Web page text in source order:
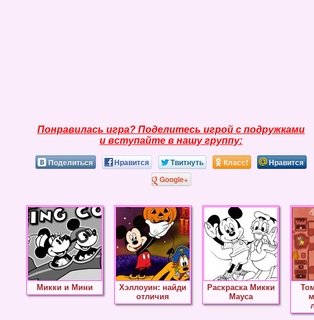
Понравилась игра? Поделитесь игрой с подружками
и вступайте в нашу группу:
Поделиться Нравится Твитнуть Класс!
Нравится
Google+
Микки и Мини
Хэллоуин: найди
отличия
Раскраска Микки
Мауса